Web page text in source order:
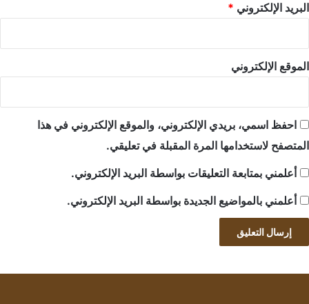
البريد الإلكتروني *
الموقع الإلكتروني
احفظ اسمي، بريدي الإلكتروني، والموقع الإلكتروني في هذا
المتصفح لاستخدامها المرة المقبلة في تعليقي.
أعلمني بمتابعة التعليقات بواسطة البريد الإلكتروني.
أعلمني بالمواضيع الجديدة بواسطة البريد الإلكتروني.